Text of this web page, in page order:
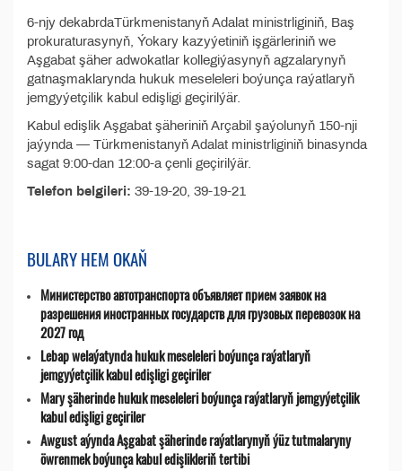
6-njy dekabrdaTürkmenistanyň Adalat ministrliginiň, Baş
prokuraturasynyň, Ýokary kazyýetiniň işgärleriniň we
Aşgabat şäher adwokatlar kollegiýasynyň agzalarynyň
gatnaşmaklarynda hukuk meseleleri boýunça raýatlaryň
jemgyýetçilik kabul edişligi geçirilýär.
Kabul edişlik Aşgabat şäheriniň Arçabil şaýolunyň 150-nji
jaýynda — Türkmenistanyň Adalat ministrliginiň binasynda
sagat 9:00-dan 12:00-a çenli geçirilýär.
Telefon belgileri: 39-19-20, 39-19-21
BULARY HEM OKAŇ
Министерство автотранспорта объявляет прием заявок на
разрешения иностранных государств для грузовых перевозок на
2027 год
Lebap welaýatynda hukuk meseleleri boýunça raýatlaryň
jemgyýetçilik kabul edişligi geçiriler
Mary şäherinde hukuk meseleleri boýunça raýatlaryň jemgyýetçilik
kabul edişligi geçiriler
Awgust aýynda Aşgabat şäherinde raýatlarynyň ýüz tutmalaryny
öwrenmek boýunça kabul edişlikleriň tertibi